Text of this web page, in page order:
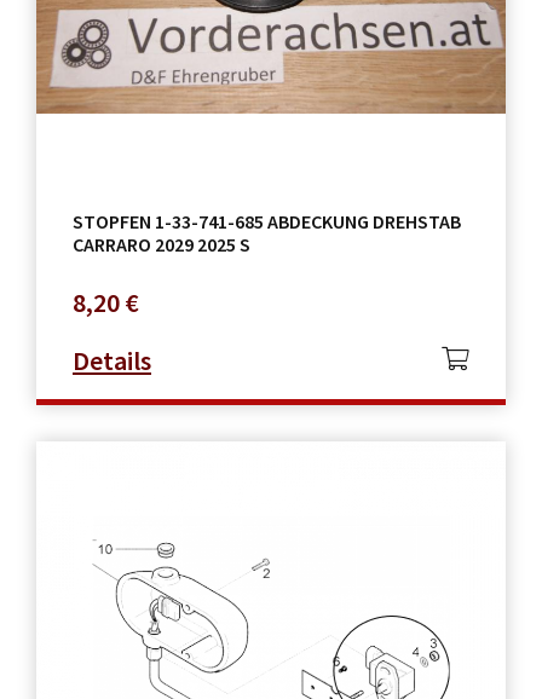
STOPFEN 1-33-741-685 ABDECKUNG DREHSTAB
CARRARO 2029 2025 S
8,20€
Details